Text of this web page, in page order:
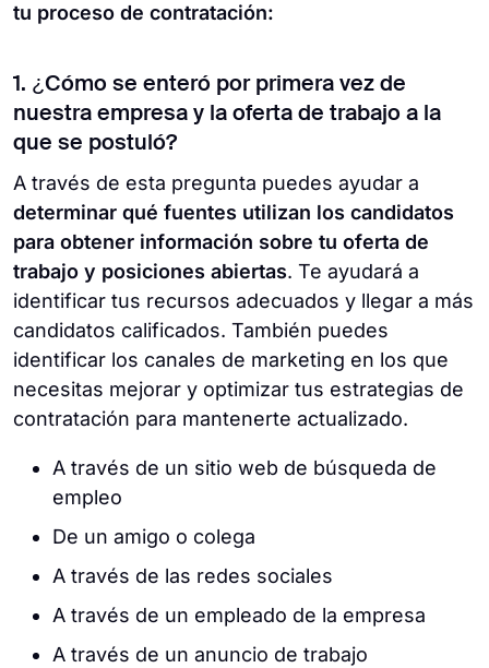
tu proceso de contratación:
1. ¿Cómo se enteró por primera vez de
nuestra empresa y la oferta de trabajo a la
que se postuló?
A través de esta pregunta puedes ayudar a
determinar qué fuentes utilizan los candidatos
para obtener información sobre tu oferta de
trabajo y posiciones abiertas. Te ayudará a
identificar tus recursos adecuados y llegar a más
candidatos calificados. También puedes
identificar los canales de marketing en los que
necesitas mejorar y optimizar tus estrategias de
contratación para mantenerte actualizado.
A través de un sitio web de búsqueda de
empleo
De un amigo o colega
A través de las redes sociales
A través de un empleado de la empresa
A través de un anuncio de trabajo